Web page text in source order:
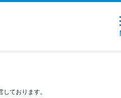
合人気ランキング
ております。